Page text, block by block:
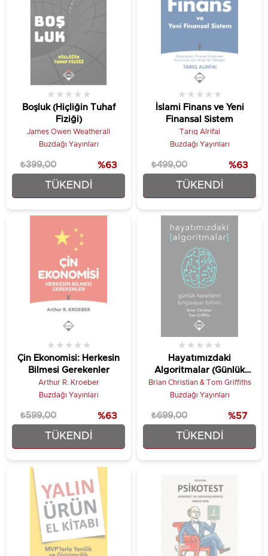
TÜKENDI
Boşluk (Hiçliğin Tuhaf
Fiziği)
★ ★ ★ ★ ★
James Owen Weatherall
Buzdağı Yayınları
₺149,25
₺399,00 %63
TÜKENDI
İslami Finans ve Yeni
Finansal Sistem
★ ★ ★ ★ ★
Tarıq Alrifai
Buzdağı Yayınları
₺186,75
₺499,00 %63
TÜKENDI
Çin Ekonomisi: Herkesin
Bilmesi Gerekenler
★ ★ ★ ★ ★
Arthur R. Kroeber
Buzdağı Yayınları
₺224,25
₺599,00 %63
TÜKENDI
Hayatımızdaki
Algoritmalar (Günlük
Kararların Bilgisayar
Bilimi)
★ ★ ★ ★ ★
Brian Christian & Tom Griffiths
Buzdağı Yayınları
₺299,25
₺699,00 %57